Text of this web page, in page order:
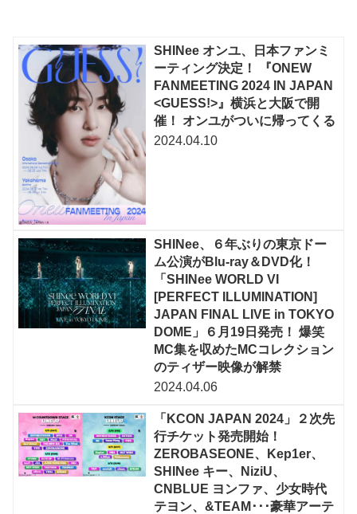
SHINee オンユ、日本ファンミ
ーティング決定！ 『ONEW
FANMEETING 2024 IN JAPAN
<GUESS!>』横浜と大阪で開
催！ オンユがついに帰ってくる
2024.04.10
SHINee、６年ぶりの東京ドー
ム公演がBlu-ray＆DVD化！
「SHINee WORLD VI
[PERFECT ILLUMINATION]
JAPAN FINAL LIVE in TOKYO
DOME」６月19日発売！ 爆笑
MC集を収めたMCコレクション
のティザー映像が解禁
2024.04.06
「KCON JAPAN 2024」２次先
行チケット発売開始！
ZEROBASEONE、Kep1er、
SHINee キー、NiziU、
CNBLUE ヨンファ、少女時代
テヨン、&TEAM･･･豪華アーテ